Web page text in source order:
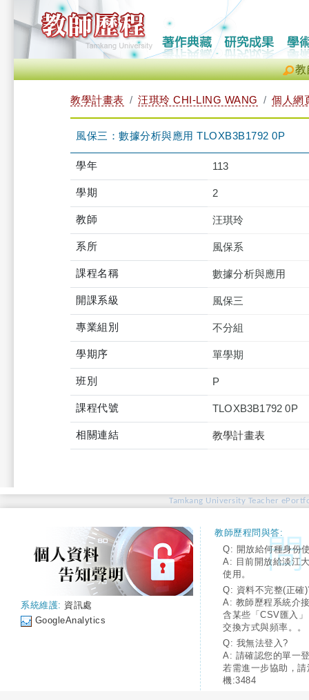
教
教學計畫表 汪琪玲 CHI-LING WANG 個人網
風保三：數據分析與應用 TLOXB3B1792 0P
學年 113
學期 2
教師 汪琪玲
系所 風保系
課程名稱 數據分析與應用
開課系級 風保三
專業組別 不分組
學期序 單學期
班別 P
課程代號 TLOXB3B1792 0P
相關連結 教學計畫表
Tamkang University Teacher
系統維護: 資訊處
GoogleAnalytics
教師歷程問與答:
Q: 開放給何種身份
A: 目前開放給淡江
使用。
Q: 資料不完整(正確
A: 教師歷程系統介
含某些「CSV匯入
交換方式與頻率。。
Q: 我無法登入?
A: 請確認您的單一
若需進一步協助，
機:3484